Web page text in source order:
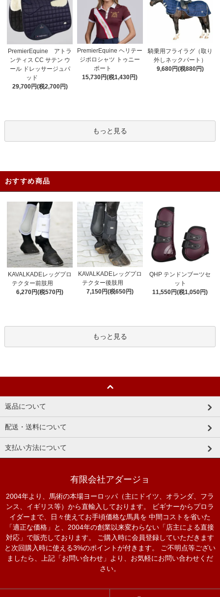
PremierEquine アトラ
ンティス CC サテン ウ
ール ドレッサージュパ
ッド
29,700円(税2,700円)
PremierEquine ヘリテー
ジポロシャツ トゥニー
ポート
15,730円(税1,430円)
騎乗用フライラグ（取り
外しネックパート）
9,680円(税880円)
もっと見る
おすすめ商品
KAVALKADEレッグプロ
テクター前肢用
6,270円(税570円)
KAVALKADEレッグプロ
テクター後肢用
7,150円(税650円)
QHP テンドンブーツセ
ット
11,550円(税1,050円)
もっと見る
返品について
配送・送料について
支払い方法について
有限会社アダージョ
2004年より、馬術の本場ヨーロッパ（主にドイツ、オランダ、フラ
ンス、イギリス等）から直輸入しております。 ビギナーからプロラ
イダーまで、日々使えてお手頃価格な馬具を 中間コストを省いた
「適正な価格」と、2004年の創業以来変わらない「店主による直接
対応」で販売しております。 ご購入時に会員登録していただきます
と次回購入時に使える3%のポイントが付きます。 ご不明点等ござい
ましたら、上記「お問い合わせ」より、お気軽にお問い合わせくだ
さい。